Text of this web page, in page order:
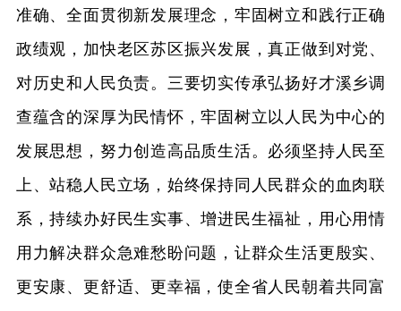
准确、全面贯彻新发展理念，牢固树立和践行正确
政绩观，加快老区苏区振兴发展，真正做到对党、
对历史和人民负责。三要切实传承弘扬好才溪乡调
查蕴含的深厚为民情怀，牢固树立以人民为中心的
发展思想，努力创造高品质生活。必须坚持人民至
上、站稳人民立场，始终保持同人民群众的血肉联
系，持续办好民生实事、增进民生福祉，用心用情
用力解决群众急难愁盼问题，让群众生活更殷实、
更安康、更舒适、更幸福，使全省人民朝着共同富